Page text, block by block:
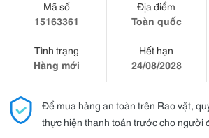
Mã số
15163361
Địa điểm
Toàn quốc
Tình trạng
Hàng mới
Hết hạn
24/08/2028
Để mua hàng an toàn trên Rao vặt,
thực hiện thanh toán trước cho người